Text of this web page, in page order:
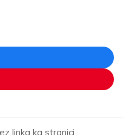
linka ka stranici